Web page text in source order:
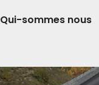
Qui-sommes nous